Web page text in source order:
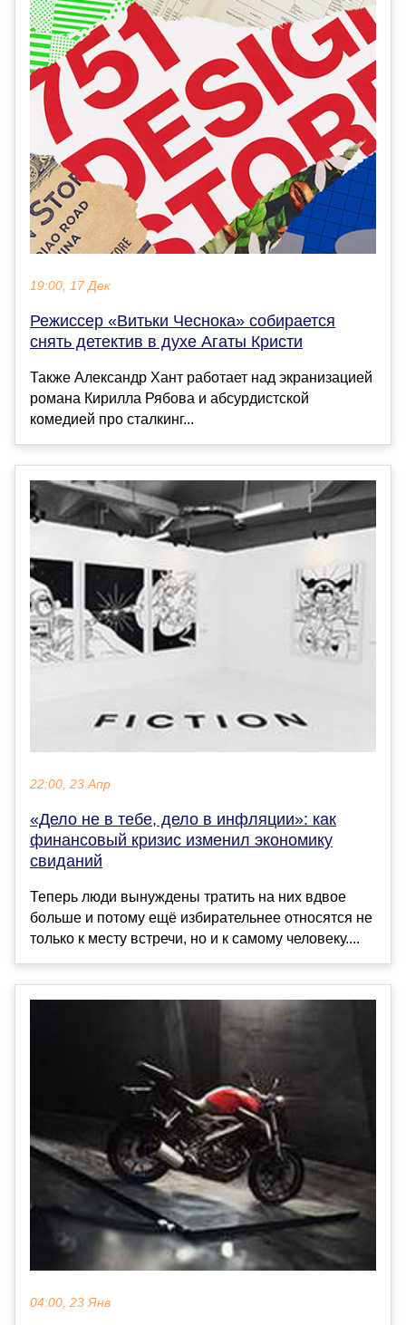
19:00, 17 Дек
Режиссер «Витьки Чеснока» собирается
снять детектив в духе Агаты Кристи
Также Александр Хант работает над экранизацией
романа Кирилла Рябова и абсурдистской
комедией про сталкинг...
22:00, 23 Апр
«Дело не в тебе, дело в инфляции»: как
финансовый кризис изменил экономику
свиданий
Теперь люди вынуждены тратить на них вдвое
больше и потому ещё избирательнее относятся не
только к месту встречи, но и к самому человеку....
04:00, 23 Янв